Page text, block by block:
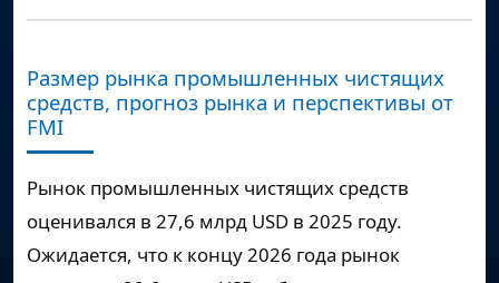
Размер рынка промышленных чистящих
средств, прогноз рынка и перспективы от
FMI
Рынок промышленных чистящих средств
оценивался в 27,6 млрд USD в 2025 году.
Ожидается, что к концу 2026 года рынок